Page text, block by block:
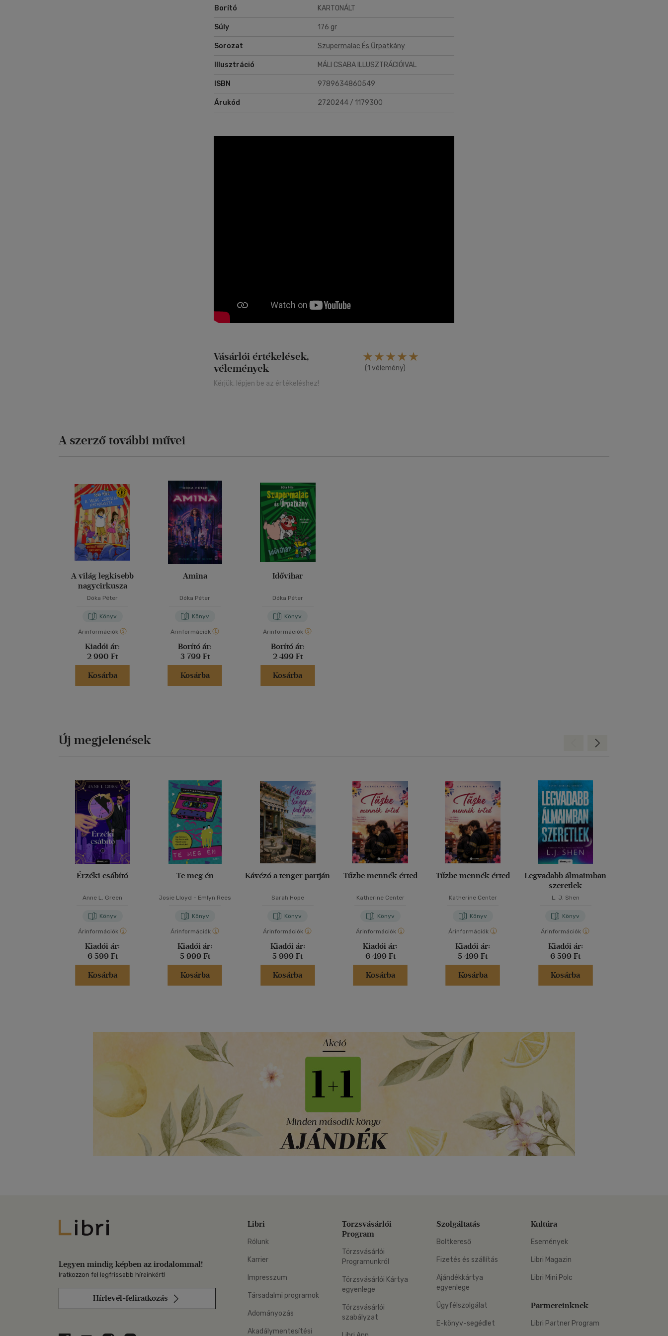
Borító KARTONÁLT
Súly 176 gr
Sorozat Szupermalac És Űrpatkány
Illusztráció MÁLI CSABA ILLUSZTRÁCIÓIVAL
ISBN 9789634860549
Árukód 2720244 / 1179300
Vásárlói értékelések,
vélemények
(1 vélemény)
Kérjük, lépjen be az értékeléshez!
A szerző további művei
A világ legkisebb
nagycirkusza
Dóka Péter
Könyv
Árinformációk
Kiadói ár:
2 990 Ft
Kosárba
Amina
Dóka Péter
Könyv
Árinformációk
Borító ár:
3 799 Ft
Kosárba
Idővihar
Dóka Péter
Könyv
Árinformációk
Borító ár:
2 499 Ft
Kosárba
Új megjelenések
Érzéki csábító
Anne L. Green
Könyv
Árinformációk
Kiadói ár:
6 599 Ft
Kosárba
Te meg én
Josie Lloyd - Emlyn Rees
Könyv
Árinformációk
Kiadói ár:
5 999 Ft
Kosárba
Kávézó a tenger partján
Sarah Hope
Könyv
Árinformációk
Kiadói ár:
5 999 Ft
Kosárba
Tűzbe mennék érted
Katherine Center
Könyv
Árinformációk
Kiadói ár:
6 499 Ft
Kosárba
Tűzbe mennék érted
Katherine Center
Könyv
Árinformációk
Kiadói ár:
5 499 Ft
Kosárba
Legvadabb álmaimban
szeretlek
L. J. Shen
Könyv
Árinformációk
Kiadói ár:
6 599 Ft
Kosárba
Előre
Libri
Legyen mindig képben az irodalommal!
Iratkozzon fel legfrissebb híreinkért!
Hírlevél-feliratkozás
Libri
Rólunk
Karrier
Impresszum
Társadalmi programok
Adományozás
Akadálymentesítési
Törzsvásárlói
Program
Törzsvásárlói
Programunkról
Törzsvásárlói Kártya
egyenlege
Törzsvásárlói
szabályzat
Szolgáltatás
Boltkereső
Fizetés és szállítás
Ajándékkártya
egyenlege
Ügyfélszolgálat
E-könyv-segédlet
Kultúra
Események
Libri Magazin
Libri Mini Polc
Partnereinknek
Libri Partner Program